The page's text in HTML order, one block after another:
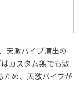
天激バイブ演出の
カスタム無でも激
ため、天激バイブが